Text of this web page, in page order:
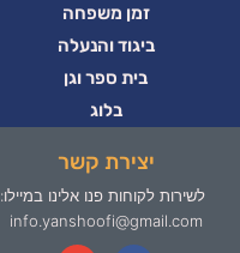
זמן משפחה
ביגוד והנעלה
בית ספר וגן
בלוג
יצירת קשר
לשירות לקוחות פנו אלינו במיילו:
info.yanshoofi@gmail.com